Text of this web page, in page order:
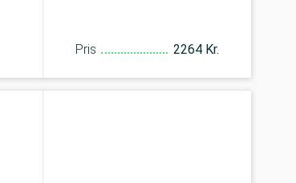
Pris 2264 Kr.